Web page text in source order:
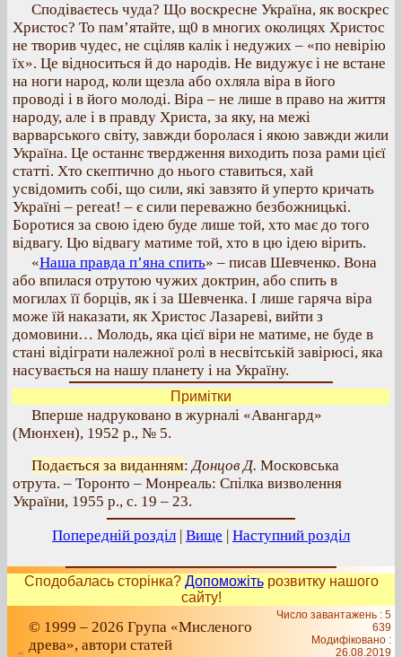
Сподіваєтесь чуда? Що воскресне Україна, як воскрес
Христос? То пам’ятайте, щ0 в многих околицях Христос
не творив чудес, не сціляв калік і недужих – «по невірію
їх». Це відноситься й до народів. Не видужує і не встане
на ноги народ, коли щезла або охляла віра в його
проводі і в його молоді. Віра – не лише в право на життя
народу, але і в правду Христа, за яку, на межі
варварського світу, завжди боролася і якою завжди жили
Україна. Це останнє твердження виходить поза рами цієї
статті. Хто скептично до нього ставиться, хай
усвідомить собі, що сили, які завзято й уперто кричать
Україні – pereat! – є сили переважно безбожницькі.
Боротися за свою ідею буде лише той, хто має до того
відвагу. Цю відвагу матиме той, хто в цю ідею вірить.
«Наша правда п’яна спить» – писав Шевченко. Вона
або впилася отрутою чужих доктрин, або спить в
могилах її борців, як і за Шевченка. І лише гаряча віра
може їй наказати, як Христос Лазареві, вийти з
домовини… Молодь, яка цієї віри не матиме, не буде в
стані відіграти належної ролі в несвітській завірюсі, яка
насувається на нашу планету і на Україну.
Примітки
Вперше надруковано в журналі «Авангард»
(Мюнхен), 1952 р., № 5.
Подається за виданням:Донцов Д. Московська
отрута. – Торонто – Монреаль: Спілка визволення
України, 1955 р., с. 19 – 23.
Попередній розділ | Вище | Наступний розділ
Сподобалась сторінка? Допоможітьрозвитку нашого
сайту!
© 1999 – 2026 Група «Мисленого
древа», автори статей
Число завантажень : 5
639
Модифіковано :
26.08.2019